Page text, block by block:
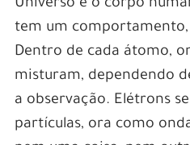
Universo e o corpo
tem um
Dentro de cada átomo,
misturam, dependendo
a observação. Elétrons
partículas, ora como